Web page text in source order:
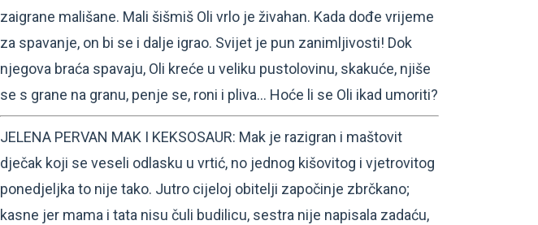
zaigrane mališane. Mali šišmiš Oli vrlo je živahan. Kada dođe vrijeme
za spavanje, on bi se i dalje igrao. Svijet je pun zanimljivosti! Dok
njegova braća spavaju, Oli kreće u veliku pustolovinu, skakuće, njiše
se s grane na granu, penje se, roni i pliva… Hoće li se Oli ikad umoriti?
JELENA PERVAN MAK I KEKSOSAUR: Mak je razigran i maštovit
dječak koji se veseli odlasku u vrtić, no jednog kišovitog i vjetrovitog
ponedjeljka to nije tako. Jutro cijeloj obitelji započinje zbrčkano;
kasne jer mama i tata nisu čuli budilicu, sestra nije napisala zadaću,